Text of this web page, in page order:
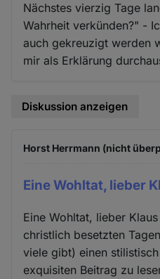
Nächstes vierzig Tage
Wahrheit verkünden?" -
auch gekreuzigt werden
mir als Erklärung
Diskussion anzeigen
Horst Herrmann (nicht
Eine Wohltat, lieber
Eine Wohltat, lieber
christlich besetzten
viele gibt) einen
exquisiten Beitrag zu